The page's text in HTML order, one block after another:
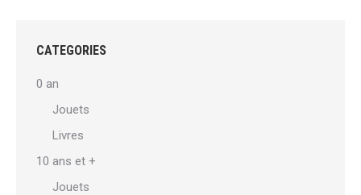
CATEGORIES
0 an
Jouets
Livres
10 ans et +
Jouets